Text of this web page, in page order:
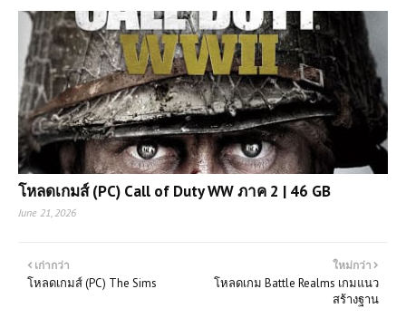
โหลดเกมส์ (PC) Call of Duty WW ภาค 2 | 46 GB
June 21, 2026
ใหม่กว่า
โหลดเกม Battle Realms เกมแนว
สร้างฐาน
เก่ากว่า
โหลดเกมส์ (PC) The Sims